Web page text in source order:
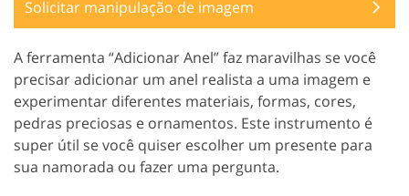
Solicitar manipulação de imagem
A ferramenta “Adicionar Anel” faz maravilhas se você
precisar adicionar um anel realista a uma imagem e
experimentar diferentes materiais, formas, cores,
pedras preciosas e ornamentos. Este instrumento é
super útil se você quiser escolher um presente para
sua namorada ou fazer uma pergunta.